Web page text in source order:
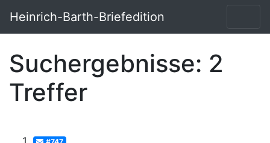
Heinrich-Barth-Briefedition
Suchergebnisse: 2
Treffer